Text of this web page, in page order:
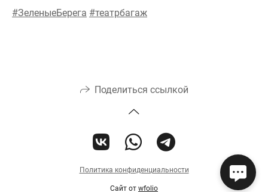
#ЗеленыеБерега #театрбагаж
Поделиться ссылкой
Политика конфиденциальности
Сайт от wfolio